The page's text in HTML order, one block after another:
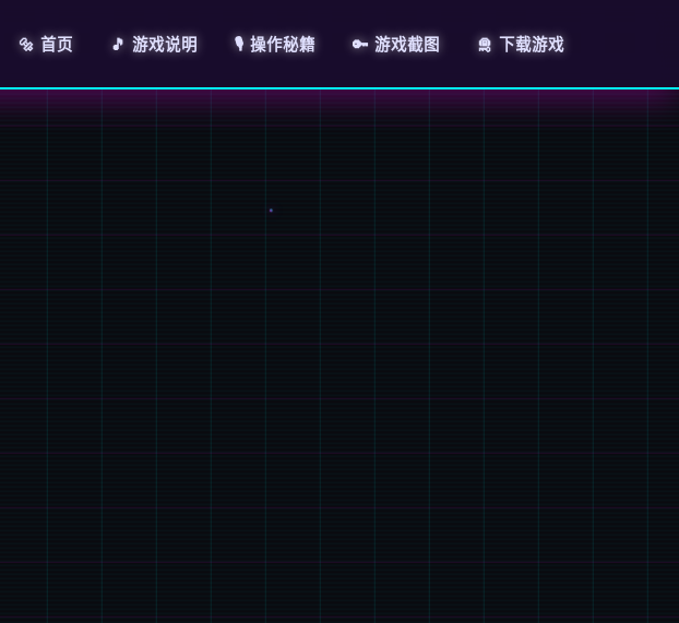
🔩 首页 🎵 游戏说明 🎙️ 操作秘籍 🔑 游戏截图 🛅 下载游戏